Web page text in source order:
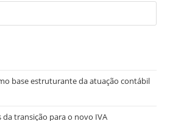
base estruturante da atuação contábil
transição para o novo IVA